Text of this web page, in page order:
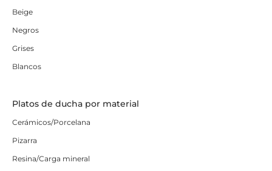
Beige
Negros
Grises
Blancos
Platos de ducha por material
Cerámicos/Porcelana
Pizarra
Resina/Carga mineral